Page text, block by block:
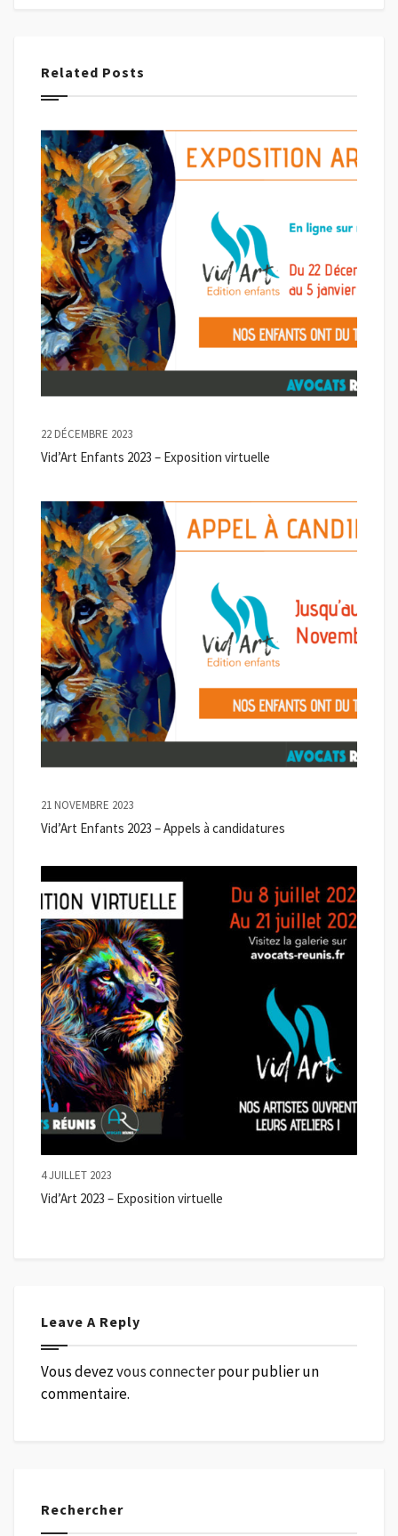
Related Posts
22 DÉCEMBRE 2023
Vid’Art Enfants 2023 – Exposition virtuelle
21 NOVEMBRE 2023
Vid’Art Enfants 2023 – Appels à candidatures
4 JUILLET 2023
Vid’Art 2023 – Exposition virtuelle
Leave A Reply
Vous devezvous connecterpour publier un
commentaire.
Rechercher